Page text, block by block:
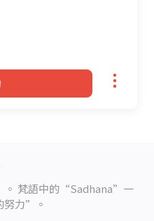
。 梵語中的 “Sadhana” 一
努力” 。